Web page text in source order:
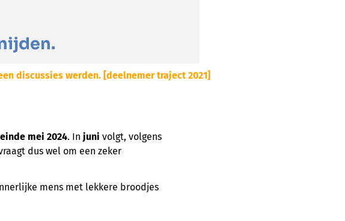
discussies werden. [deelnemer traject 2021]
mei 2024. Injuni volgt, volgens
dus wel om een zeker
mens met lekkere broodjes